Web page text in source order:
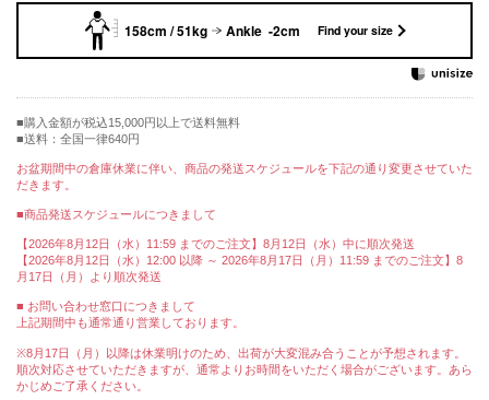
158cm / 51kg Ankle -2cm Find your size
購入金額が税込15,000円以上で送料無料
送料：全国一律640円
お盆期間中の倉庫休業に伴い、商品の発送スケジュールを下記の通り変更させていた
だきます。
■商品発送スケジュールにつきまして
【2026年8月12日（水）11:59 までのご注文】8月12日（水）中に順次発送
【2026年8月12日（水）12:00 以降 ～ 2026年8月17日（月）11:59 までのご注文】8
月17日（月）より順次発送
■ お問い合わせ窓口につきまして
上記期間中も通常通り営業しております。
※8月17日（月）以降は休業明けのため、出荷が大変混み合うことが予想されます。
順次対応させていただきますが、通常よりお時間をいただく場合がございます。あら
かじめご了承ください。